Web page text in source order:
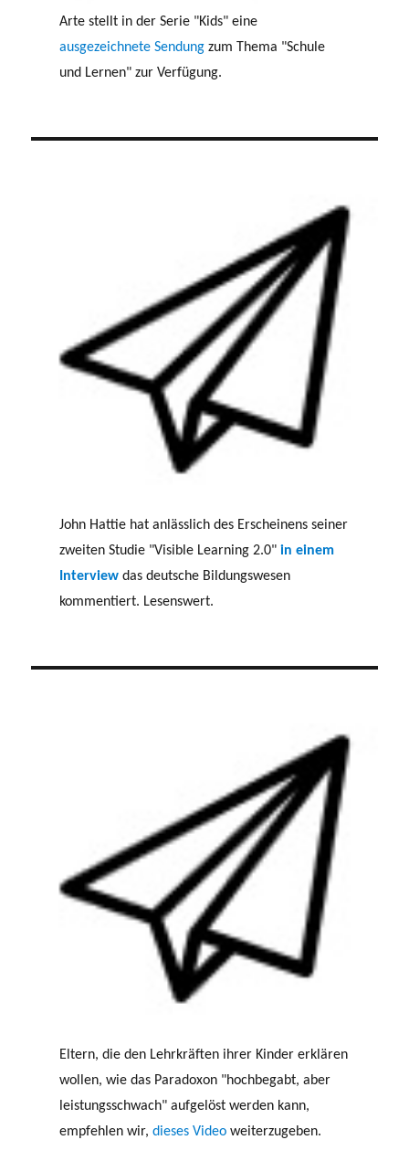
Arte stellt in der Serie "Kids" eine
ausgezeichnete Sendungzum Thema "Schule
und Lernen" zur Verfügung.
John Hattie hat anlässlich des Erscheinens seiner
zweiten Studie "Visible Learning 2.0" in einem
Interview das deutsche Bildungswesen
kommentiert. Lesenswert.
Eltern, die den Lehrkräften ihrer Kinder erklären
wollen, wie das Paradoxon "hochbegabt, aber
leistungsschwach" aufgelöst werden kann,
empfehlen wir, dieses Videoweiterzugeben.